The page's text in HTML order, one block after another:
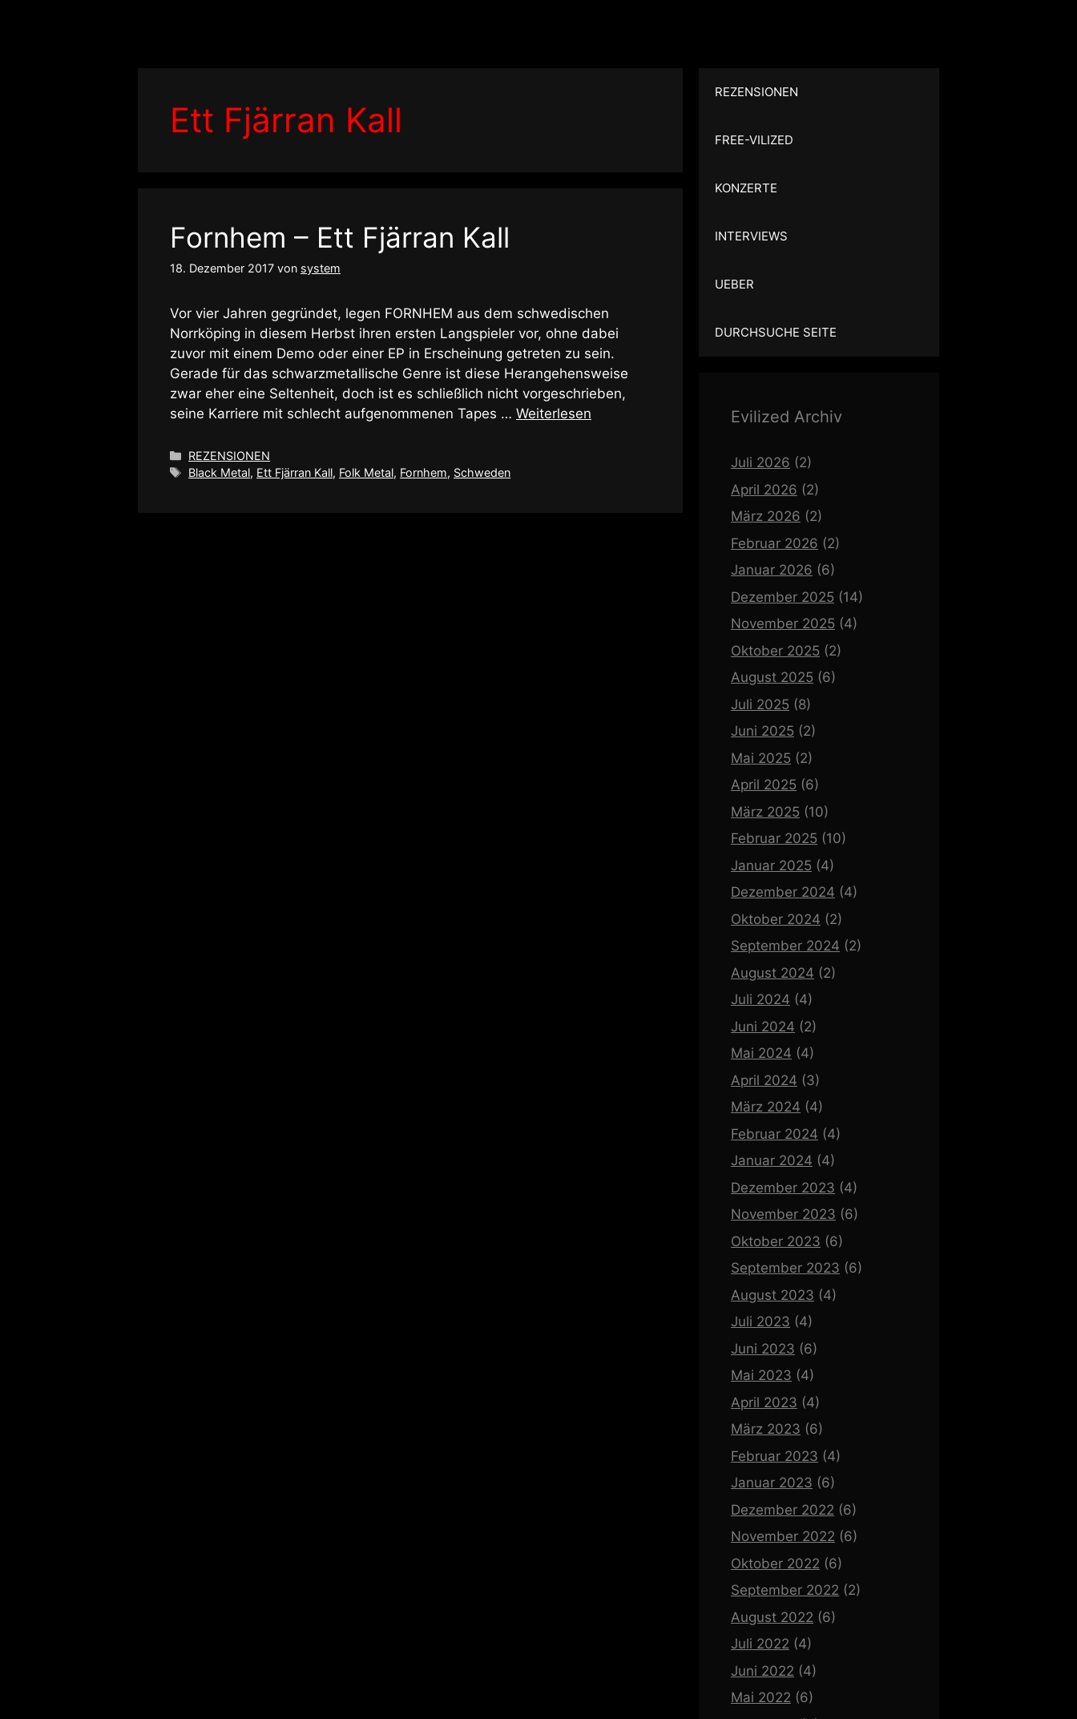
Ett Fjärran Kall
Fornhem – Ett Fjärran Kall
18. Dezember 2017 von system
Vor vier Jahren gegründet, legen FORNHEM aus dem schwedischen
Norrköping in diesem Herbst ihren ersten Langspieler vor, ohne dabei
zuvor mit einem Demo oder einer EP in Erscheinung getreten zu sein.
Gerade für das schwarzmetallische Genre ist diese Herangehensweise
zwar eher eine Seltenheit, doch ist es schließlich nicht vorgeschrieben,
seine Karriere mit schlecht aufgenommenen Tapes … Weiterlesen
Kategorien
REZENSIONEN
Schlagwörter
Black Metal, Ett Fjärran Kall, Folk Metal, Fornhem, Schweden
REZENSIONEN
FREE-VILIZED
KONZERTE
INTERVIEWS
UEBER
DURCHSUCHE SEITE
Evilized Archiv
Juli 2026 (2)
April 2026 (2)
März 2026 (2)
Februar 2026 (2)
Januar 2026 (6)
Dezember 2025 (14)
November 2025 (4)
Oktober 2025 (2)
August 2025 (6)
Juli 2025 (8)
Juni 2025 (2)
Mai 2025 (2)
April 2025 (6)
März 2025 (10)
Februar 2025 (10)
Januar 2025 (4)
Dezember 2024 (4)
Oktober 2024 (2)
September 2024 (2)
August 2024 (2)
Juli 2024 (4)
Juni 2024 (2)
Mai 2024 (4)
April 2024 (3)
März 2024 (4)
Februar 2024 (4)
Januar 2024 (4)
Dezember 2023 (4)
November 2023 (6)
Oktober 2023 (6)
September 2023 (6)
August 2023 (4)
Juli 2023 (4)
Juni 2023 (6)
Mai 2023 (4)
April 2023 (4)
März 2023 (6)
Februar 2023 (4)
Januar 2023 (6)
Dezember 2022 (6)
November 2022 (6)
Oktober 2022 (6)
September 2022 (2)
August 2022 (6)
Juli 2022 (4)
Juni 2022 (4)
Mai 2022 (6)